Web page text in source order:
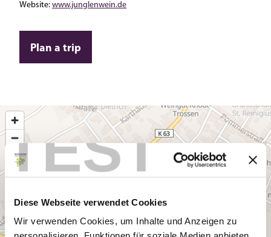
TEST
Diese Webseite verwendet Cookies
Wir verwenden Cookies, um Inhalte und Anzeigen zu
Website: www.junglenwein.de
Plan a trip